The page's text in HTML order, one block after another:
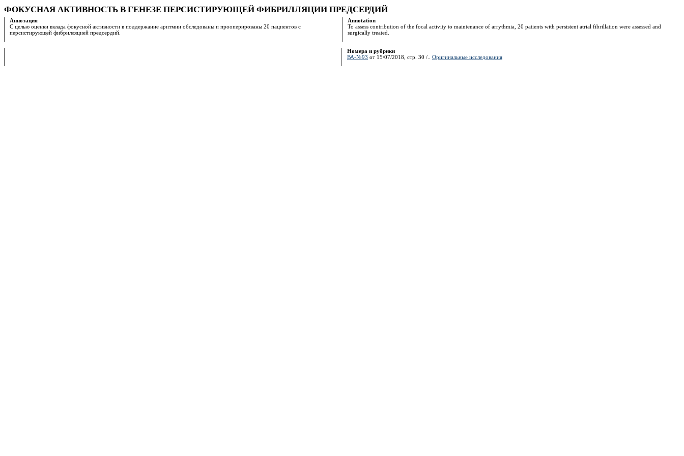
ФОКУСНАЯ АКТИВНОСТЬ В ГЕНЕЗЕ ПЕРСИСТИРУЮЩЕЙ ФИБРИЛЛЯЦИИ ПРЕДСЕРДИЙ
Аннотация
C целью оценки вклада фокусной активности в поддержание аритмии обследованы и прооперированы 20 пациентов с
персистирующей фибрилляцией предсердий.
Annotation
To assess contribution of the focal activity to maintenance of arrythmia, 20 patients with persistent atrial fibrillation were assessed and
surgically treated.
Номера и рубрики
ВА-№93 от 15/07/2018, стр. 30 /.. Оригинальные исследования